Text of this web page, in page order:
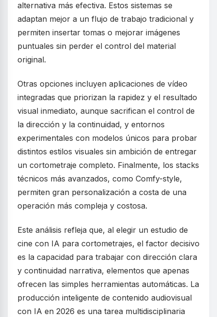
alternativa más efectiva. Estos sistemas se
adaptan mejor a un flujo de trabajo tradicional y
permiten insertar tomas o mejorar imágenes
puntuales sin perder el control del material
original.
Otras opciones incluyen aplicaciones de vídeo
integradas que priorizan la rapidez y el resultado
visual inmediato, aunque sacrifican el control de
la dirección y la continuidad, y entornos
experimentales con modelos únicos para probar
distintos estilos visuales sin ambición de entregar
un cortometraje completo. Finalmente, los stacks
técnicos más avanzados, como Comfy-style,
permiten gran personalización a costa de una
operación más compleja y costosa.
Este análisis refleja que, al elegir un estudio de
cine con IA para cortometrajes, el factor decisivo
es la capacidad para trabajar con dirección clara
y continuidad narrativa, elementos que apenas
ofrecen las simples herramientas automáticas. La
producción inteligente de contenido audiovisual
con IA en 2026 es una tarea multidisciplinaria